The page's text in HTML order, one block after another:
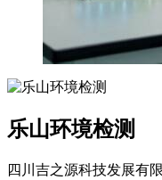
乐山环境检测
四川吉之源科技发展有